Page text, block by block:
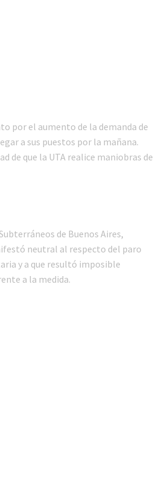
por el aumento de la demanda de
a sus puestos por la mañana.
de que la UTA realice maniobras de
de Buenos Aires,
neutral al respecto del paro
y a que resultó imposible
a la medida.